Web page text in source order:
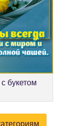
букетом